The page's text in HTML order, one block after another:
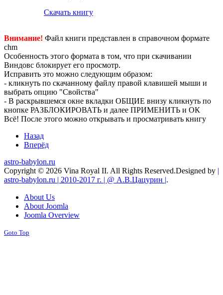
Скачать книгу
Внимание! Файл книги представлен в справочном формате
chm
Особенность этого формата в том, что при скачивании
Виндовс блокирует его просмотр.
Исправить это можно следующим образом:
- кликнуть по скачанному файлу правой клавишей мыши и
выбрать опцию "Свойства"
- В раскрывшемся окне вкладки ОБЩИЕ внизу кликнуть по
кнопке РАЗБЛОКИРОВАТЬ и далее ПРИМЕНИТЬ и ОК
Всё! После этого можно открывать и просматривать книгу
Назад
Вперёд
astro-babylon.ru
Copyright © 2026 Vina Royal II. All Rights Reserved.Designed by |
astro-babylon.ru | 2010-2017 г. | @ А.В.Цацурин |.
About Us
About Joomla
Joomla Overview
Goto Top